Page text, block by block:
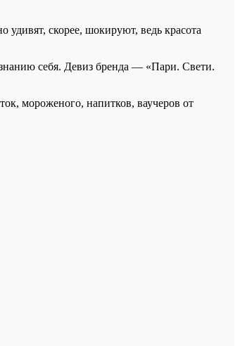
удивят, скорее, шокируют, ведь красота
себя. Девиз бренда — «Пари. Свети.
мороженого, напитков, ваучеров от